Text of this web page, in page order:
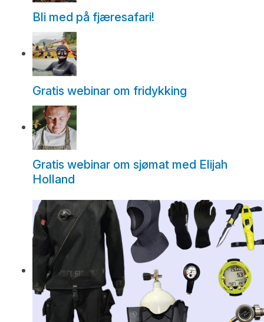
Bli med på fjæresafari!
Gratis webinar om fridykking
Gratis webinar om sjømat med Elijah
Holland